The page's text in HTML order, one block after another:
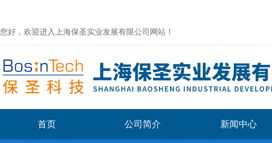
您好，欢迎进入上海保圣实业发展有限公司网站！
首页 公司简介 新闻中心